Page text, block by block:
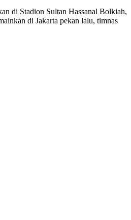
di Stadion Sultan Hassanal Bolkiah,
di Jakarta pekan lalu, timnas